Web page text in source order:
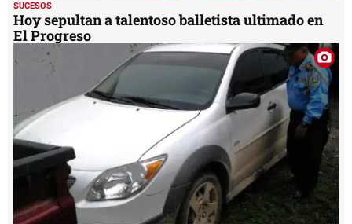
SUCESOS
Hoy sepultan a talentoso balletista ultimado en
El Progreso